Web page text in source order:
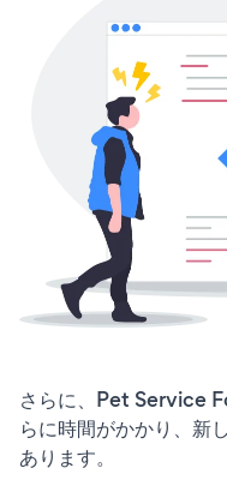
さらに、Pet Service
らに時間がかかり、新
あります。